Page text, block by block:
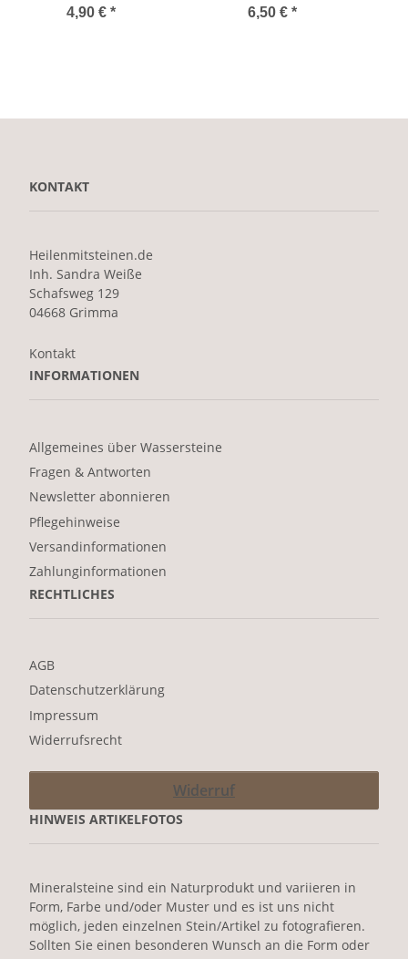
4,90 € * 6,50 € *
KONTAKT
Heilenmitsteinen.de
Inh. Sandra Weiße
Schafsweg 129
04668 Grimma
Kontakt
INFORMATIONEN
Allgemeines über Wassersteine
Fragen & Antworten
Newsletter abonnieren
Pflegehinweise
Versandinformationen
Zahlunginformationen
RECHTLICHES
AGB
Datenschutzerklärung
Impressum
Widerrufsrecht
Widerruf
HINWEIS ARTIKELFOTOS
Mineralsteine sind ein Naturprodukt und variieren in
Form, Farbe und/oder Muster und es ist uns nicht
möglich, jeden einzelnen Stein/Artikel zu fotografieren.
Sollten Sie einen besonderen Wunsch an die Form oder